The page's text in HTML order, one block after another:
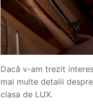
Dacă v-am trezit
mai multe detalii
clasa de LUX.